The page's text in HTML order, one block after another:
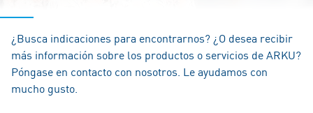
¿Busca indicaciones para encontrarnos? ¿O desea recibir
más información sobre los productos o servicios de ARKU?
Póngase en contacto con nosotros. Le ayudamos con
mucho gusto.